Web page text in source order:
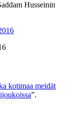
Husseinin
kotimaa meidät
”.